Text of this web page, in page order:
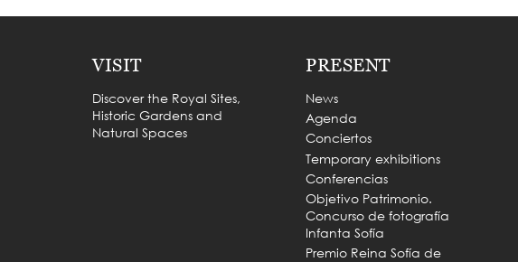
VISIT
Discover the Royal Sites,
Historic Gardens and
Natural Spaces
PRESENT
News
Agenda
Conciertos
Temporary exhibitions
Conferencias
Objetivo Patrimonio.
Concurso de fotografía
Infanta Sofía
Premio Reina Sofía de